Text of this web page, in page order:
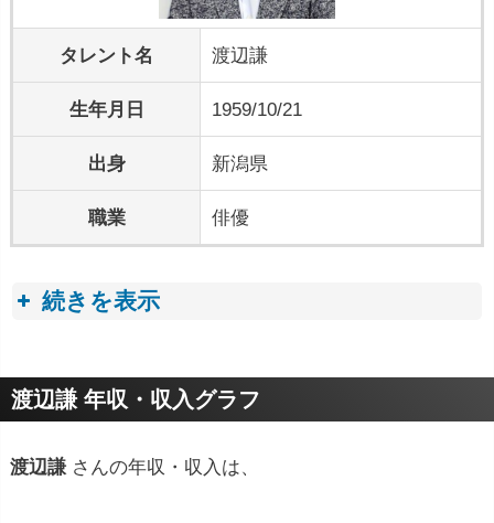
タレント名 渡辺謙
生年月日 1959/10/21
出身 新潟県
職業 俳優
続きを表示
プロフィールトピック
渡辺謙 年収・収入グラフ
渡辺謙 さんの年収・収入は、